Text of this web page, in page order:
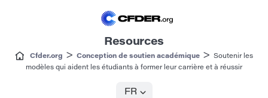
Resources
Cfder.org > Conception de soutien académique >
Soutenir les
modèles qui aident les étudiants à former leur carrière et à réussir
FR